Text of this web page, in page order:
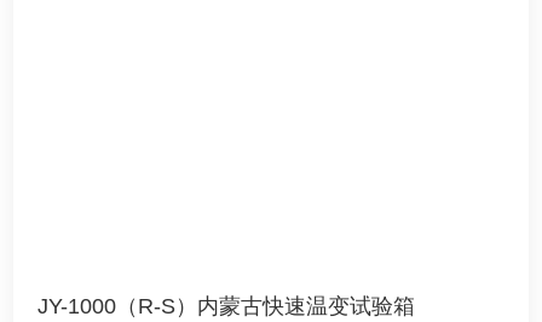
JY-1000（R-S）内蒙古快速温变试验箱